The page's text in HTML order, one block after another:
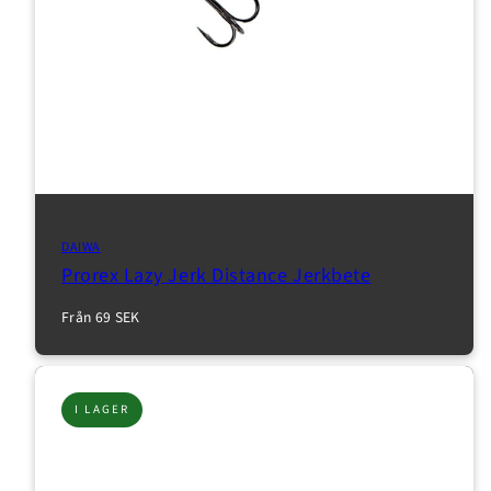
DAIWA
Prorex Lazy Jerk Distance Jerkbete
Normalpris
Från 69 SEK
I LAGER